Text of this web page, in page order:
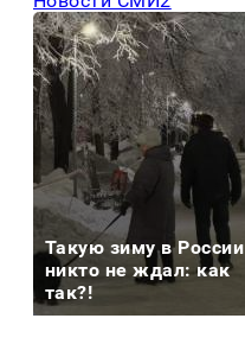
Такую зиму в России
никто не ждал: как
так?!